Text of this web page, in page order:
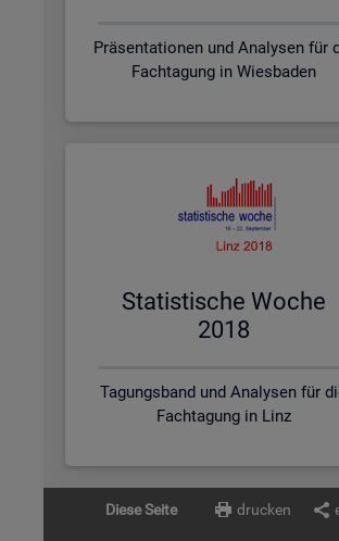
Präsentationen und Analysen für
Fachtagung in Wiesbaden
Sta­tis­ti­sche Woche
2018
Tagungsband und Analysen für
Fachtagung in Linz
Diese Seite drucken